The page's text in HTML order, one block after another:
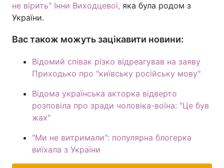
не вірить" Інни Виходцевої, яка була родом з
України.
Вас також можуть зацікавити новини:
Відомий співак різко відреагував на заяву
Приходько про "київську російську мову"
Відома українська акторка відверто
розповіла про зради чоловіка-воїна: "Це був
жах"
"Ми не витримали": популярна блогерка
виїхала з України